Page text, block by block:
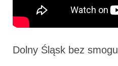
Dolny Śląsk bez smogu